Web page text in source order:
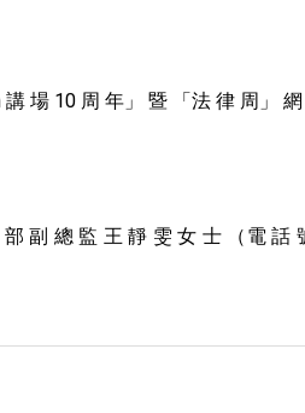
場 10 周 年」 暨 「法 律 周」
副 總 監 王 靜 雯 女 士 （電